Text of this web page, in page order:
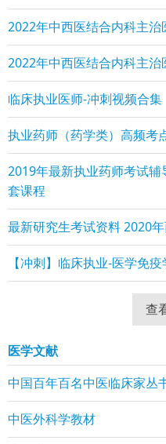
2022年中西医结合内科主
2022年中西医结合内科主
临床执业医师-冲刺视频合集
执业药师（药学类）高频考
2019年最新执业药师考试
套课程
最新研究生考试资料 2020
【冲刺】临床执业-医学免
查
医学文献
中国百年百名中医临床家丛
中医外科学教材